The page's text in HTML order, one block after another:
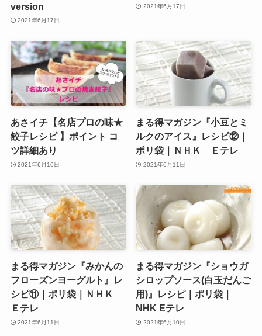
version
2021年6月17日
2021年6月17日
あさイチ【名店プロの味★
餃子レシピ 】ポイント コ
ツ詳細あり
2021年6月16日
まる得マガジン『小豆とミ
ルクのアイス』レシピ⑫｜
ポリ袋｜ＮＨＫ Ｅテレ
2021年6月11日
まる得マガジン『みかんの
フローズンヨーグルト』レ
シピ⑪｜ポリ袋｜ＮＨＫ
Ｅテレ
2021年6月11日
まる得マガジン『ショウガ
シロップソース(白玉だんご
用)』レシピ｜ポリ袋｜
NHK Eテレ
2021年6月10日